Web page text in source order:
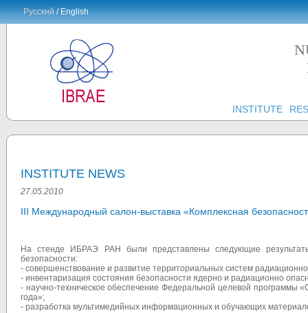
Русский/ English
INSTITUTE
INSTITUTE NEWS
27.05.2010
III Международный салон-выставка «Комплексная
На стенде ИБРАЭ РАН были представлены следующие
безопасности:
- совершенствование и развитие территориальных систем
- инвентаризация состояния безопасности ядерно и радиационно
- научно-техническое обеспечение Федеральной целевой программы
года»;
- разработка мультимедийных информационных и обучающих